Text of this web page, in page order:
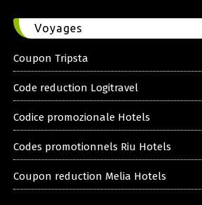
Voyages
Coupon Tripsta
Code reduction Logitravel
Codice promozionale Hotels
Codes promotionnels Riu Hotels
Coupon reduction Melia Hotels